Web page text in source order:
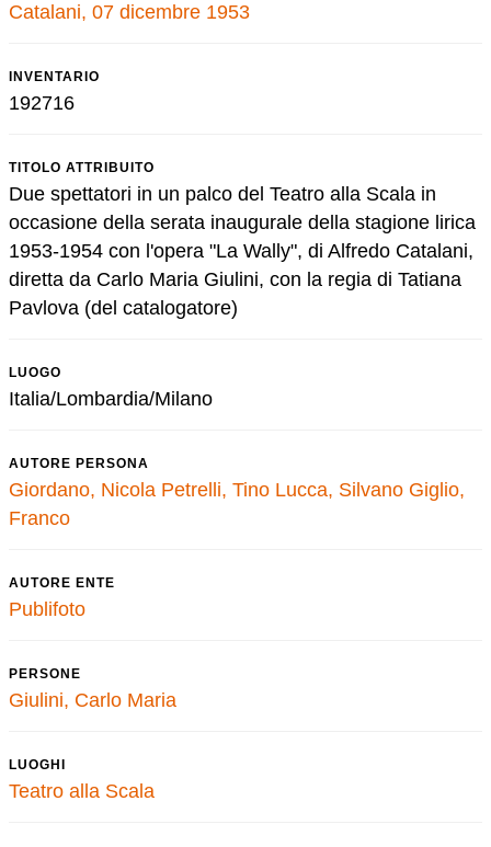
Catalani, 07 dicembre 1953
INVENTARIO
192716
TITOLO ATTRIBUITO
Due spettatori in un palco del Teatro alla Scala in
occasione della serata inaugurale della stagione lirica
1953-1954 con l'opera "La Wally", di Alfredo Catalani,
diretta da Carlo Maria Giulini, con la regia di Tatiana
Pavlova (del catalogatore)
LUOGO
Italia/Lombardia/Milano
AUTORE PERSONA
Giordano, Nicola Petrelli, Tino Lucca, Silvano Giglio,
Franco
AUTORE ENTE
Publifoto
PERSONE
Giulini, Carlo Maria
LUOGHI
Teatro alla Scala